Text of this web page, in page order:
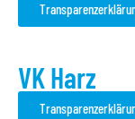
VK Harz